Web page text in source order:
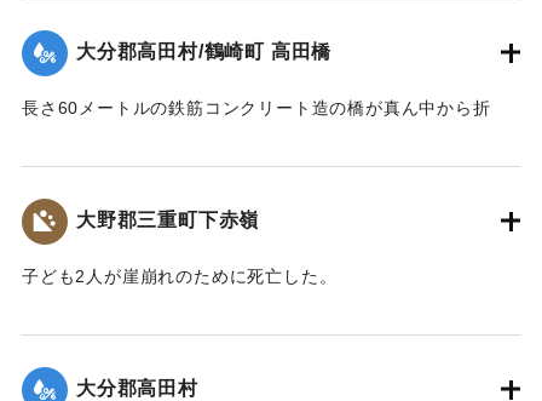
｜固有コード:
大分郡高田村/鶴崎町 高田橋
長さ60メートルの鉄筋コンクリート造の橋が真ん中から折
｜固有コード:
大野郡三重町下赤嶺
子ども2人が崖崩れのために死亡した。
｜固有コード:00481045
大分郡高田村